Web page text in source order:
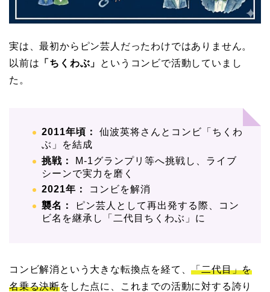
実は、最初からピン芸人だったわけではありません。
以前は 「ちくわぶ」
というコンビで活動していまし
た。
2011年頃：
仙波英将さんとコンビ「ちくわ
ぶ」を結成
挑戦：
M-1グランプリ等へ挑戦し、ライブ
シーンで実力を磨く
2021年：
コンビを解消
襲名：
ピン芸人として再出発する際、コン
ビ名を継承し「二代目ちくわぶ」に
コンビ解消という大きな転換点を経て、「二代目」を
名乗る決断をした点に、これまでの活動に対する誇り